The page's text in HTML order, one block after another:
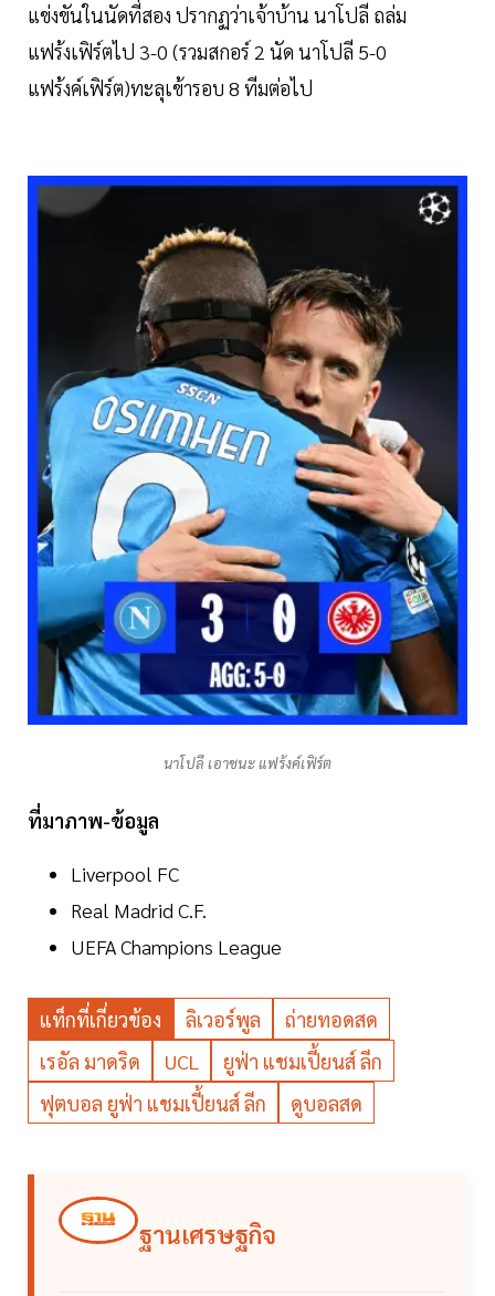
แข่งขันในนัดที่สอง ปรากฏว่าเจ้าบ้าน นาโปลี ถล่ม
แฟร้งเฟิร์ตไป 3-0 (รวมสกอร์ 2 นัด นาโปลี 5-0
แฟร้งค์เฟิร์ต)ทะลุเข้ารอบ 8 ทีมต่อไป
นาโปลี เอาชนะ แฟร้งค์เฟิร์ต
ที่มาภาพ-ข้อมูล
Liverpool FC
Real Madrid C.F.
UEFA Champions League
แท็กที่เกี่ยวข้อง ลิเวอร์พูล
ถ่ายทอดสด
เรอัล มาดริด
UCL
ยูฟ่า แชมเปี้ยนส์ ลีก
ฟุตบอล ยูฟ่า แชมเปี้ยนส์ ลีก
ดูบอลสด
ฐานเศรษฐกิจ